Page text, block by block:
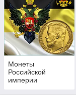
Монеты
Российской
империи